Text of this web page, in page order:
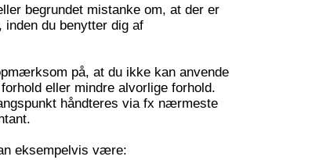
begrundet mistanke om, at der er
inden du benytter dig af
på, at du ikke kan anvende
eller mindre alvorlige forhold.
håndteres via fx nærmeste
eksempelvis være: